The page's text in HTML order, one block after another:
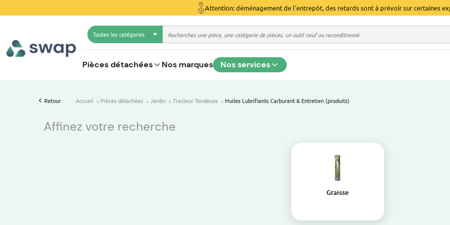
Attention: déménagement de l'entrepôt, des retards sont à prévoir sur certaines
Toutes les catégories
Pièces détachées Nos marques Nos services
Retour Accueil Pièces détachées Jardin Tracteur Tondeuse Huiles Lubrifiants Carburant & Entretien (produits)
Affinez votre recherche
Graisse